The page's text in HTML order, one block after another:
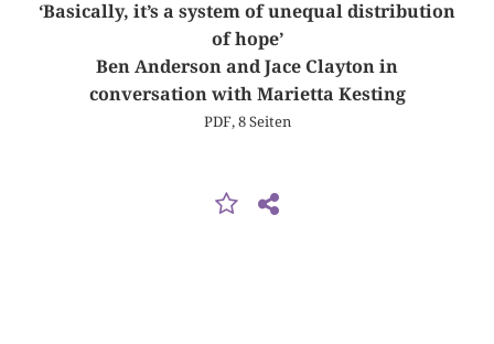
‘Basically, it’s a system of unequal distribution
of hope’
Ben Anderson and Jace Clayton in
conversation with Marietta Kesting
PDF, 8 Seiten